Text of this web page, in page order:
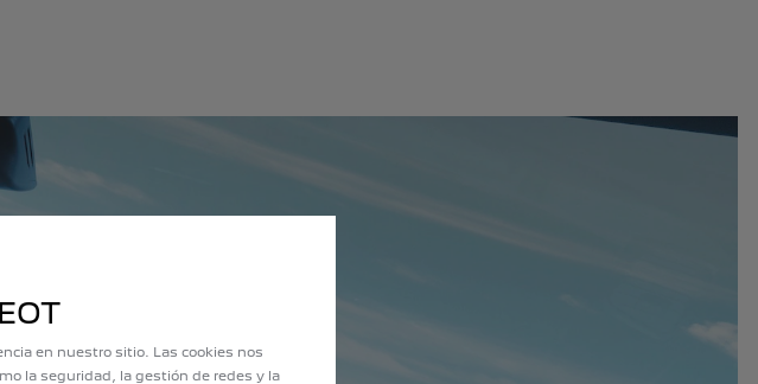
en nuestro sitio. Las cookies nos
la seguridad, la gestión de redes y la